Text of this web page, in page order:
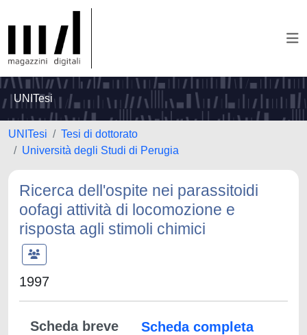
UNITesi
UNITesi
Tesi di dottorato
Università degli Studi di Perugia
Ricerca dell'ospite nei parassitoidi
oofagi attività di locomozione e
risposta agli stimoli chimici
1997
Scheda breve
Scheda completa